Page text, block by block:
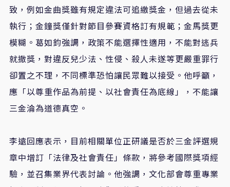
致，例如金曲獎雖有規定違法可追繳獎金，但過去從未
執行 ； 金鐘獎僅針對節目參賽資格訂有規範 ； 金馬獎更
模糊。葛如鈞強調 ， 政策不能選擇性適用，不能對逃兵
就撤獎，對違反兒少法、性侵、殺人未遂等更嚴重罪行
卻置之不理，不同標準恐怕讓民眾難以接受。他呼籲 ，
應 「以尊重作品為前提、以社會責任為底線」
，不能讓
三金淪為道德真空。
李遠回應表示，目前相關單位正研議是否於三金評選規
章中增訂 「法律及社會責任」 條款，將參考國際獎項經
驗，並召集業界代表討論。他強調，文化部會尊重專業